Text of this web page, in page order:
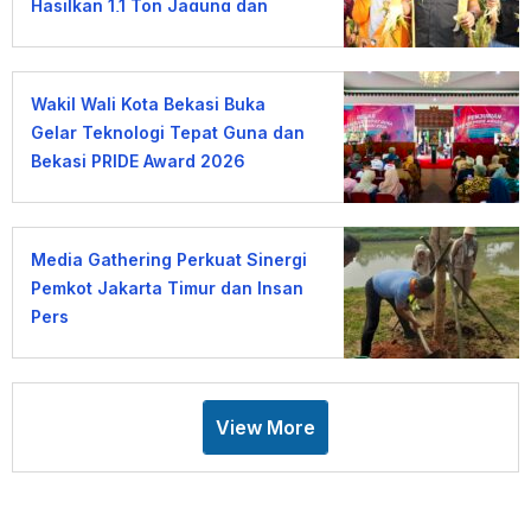
Hasilkan 1,1 Ton Jagung dan
Wakil Wali Kota Bekasi Buka
Gelar Teknologi Tepat Guna dan
Bekasi PRIDE Award 2026
Media Gathering Perkuat Sinergi
Pemkot Jakarta Timur dan Insan
Pers
View More